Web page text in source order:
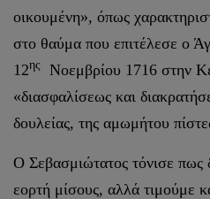
οικουμένη», όπως
στο θαύμα που επιτέλεσε ο
12ης
Νοεμβρίου 1716 στην
«διασφαλίσεως και
δουλείας, της αμωμήτου
Ο Σεβασμιώτατος τόνισε πως
εορτή μίσους, αλλά τιμούμε